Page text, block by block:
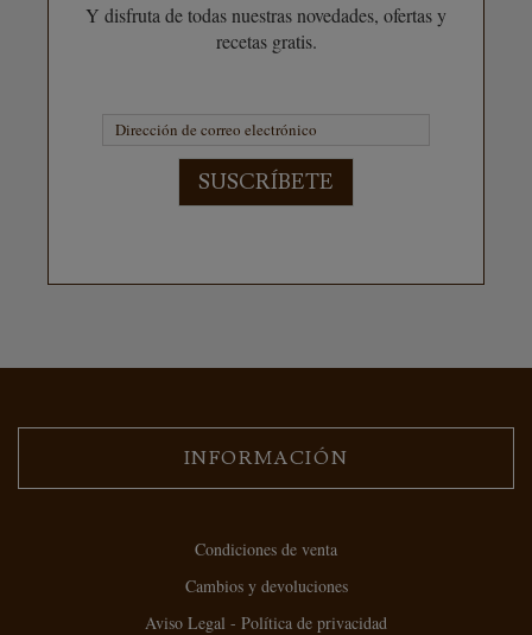
Y disfruta de todas nuestras novedades, ofertas y
recetas gratis.
SUSCRÍBETE
INFORMACIÓN
Condiciones de venta
Cambios y devoluciones
Aviso Legal - Política de privacidad